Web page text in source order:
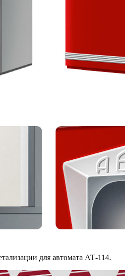
для автомата АТ-114.